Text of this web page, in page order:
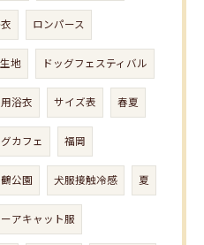
ロンパース
地 ドッグフェスティバル
浴衣 サイズ表 春夏
グカフェ 福岡
公園 犬服接触冷感 夏
ーアキャット服